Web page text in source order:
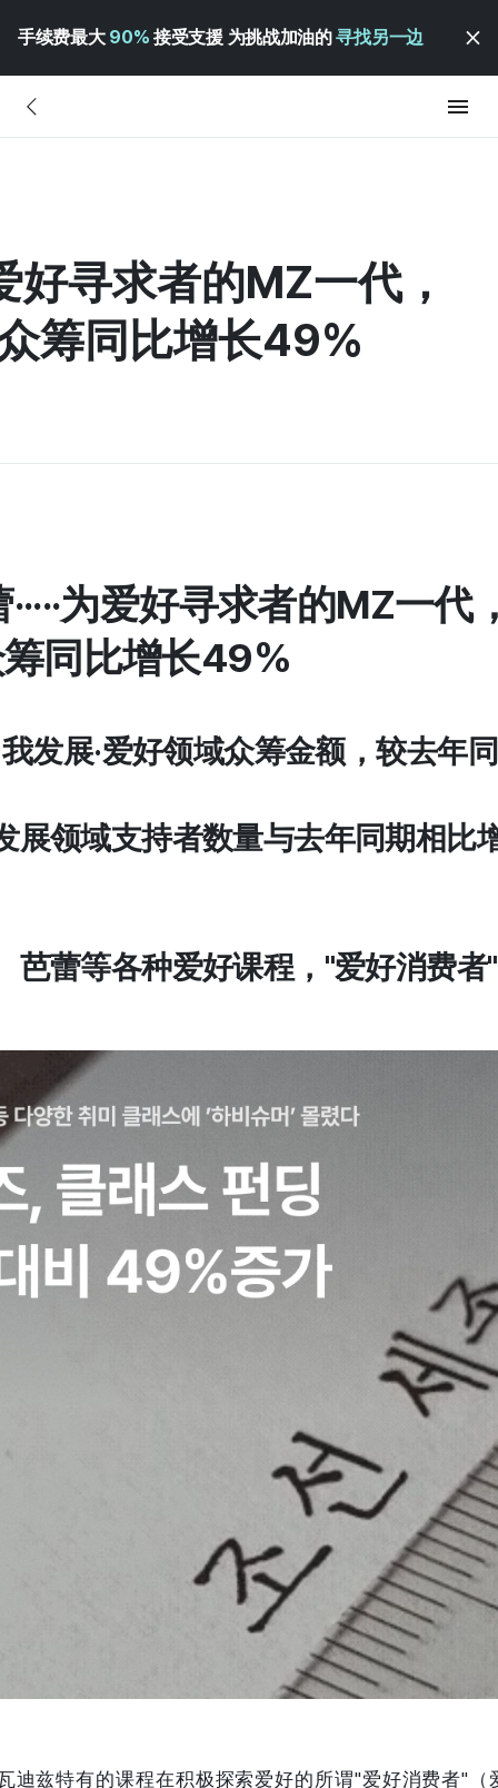
手续费最大 90% 接受支援 为挑战加油的寻找另一边
好寻求者的MZ一代，
筹同比增长49%
为爱好寻求者的MZ一
同比增长49%
发展·爱好领域众筹金额，较去年
展领域支持者数量与去年同期相比
芭蕾等各种爱好课程，"爱好消费者
迪兹特有的课程在积极探索爱好的所谓"爱好消费者"